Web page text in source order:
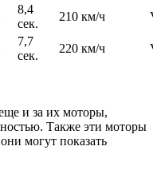
8,4
сек.
210 км/ч
7,7
сек.
220 км/ч
и за их моторы,
Также эти моторы
могут показать